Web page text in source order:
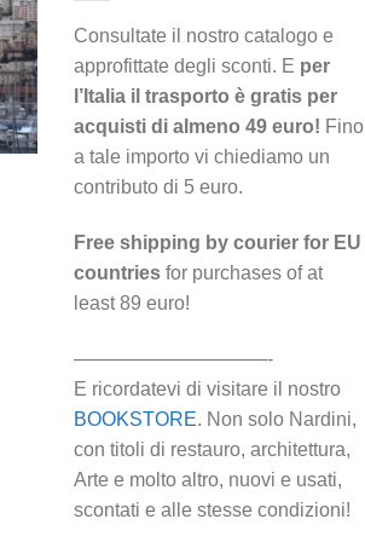
Consultate il nostro catalogo e
approfittate degli sconti. E per
l’Italia il trasporto è gratis per
acquisti di almeno 49 euro! Fino
a tale importo vi chiediamo un
contributo di 5 euro.
Free shipping by courier for EU
countries for purchases of at
least 89 euro!
——————————-
E ricordatevi di visitare il nostro
BOOKSTORE. Non solo Nardini,
con titoli di restauro, architettura,
Arte e molto altro, nuovi e usati,
scontati e alle stesse condizioni!